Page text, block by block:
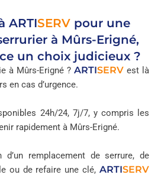
ARTISERV pour une
à Mûrs-Erigné,
un choix judicieux ?
à Mûrs-Erigné ? ARTISERV est là
en cas d’urgence.
24h/24, 7j/7, y compris les
rapidement à Mûrs-Erigné.
d’un remplacement de serrure, de
ou de refaire une clé, ARTISERV